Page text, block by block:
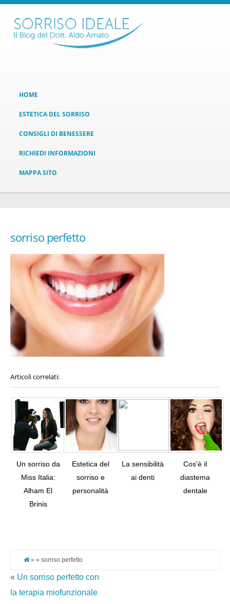
HOME
ESTETICA DEL SORRISO
CONSIGLI DI BENESSERE
RICHIEDI INFORMAZIONI
MAPPA SITO
sorriso perfetto
Articoli correlati:
Un sorriso da
Miss Italia:
Alham El
Brinis
Estetica del
sorriso e
personalità
La sensibilità
ai denti
Cos'è il
diastema
dentale
» » sorriso perfetto
« Un sorriso perfetto con
la terapia miofunzionale